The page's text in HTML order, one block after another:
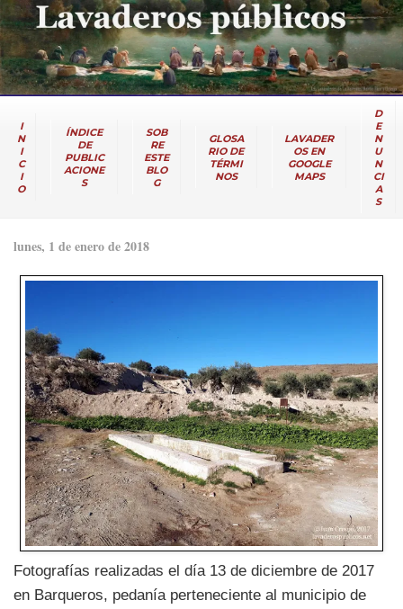
I
N
I
C
I
O
ÍNDICE
DE
PUBLIC
ACIONE
S
SOB
RE
ESTE
BLO
G
GLOSA
RIO DE
TÉRMI
NOS
LAVADER
OS EN
GOOGLE
MAPS
D
E
N
U
N
CI
A
S
lunes, 1 de enero de 2018
Fotografías realizadas el día 13 de diciembre de 2017
en Barqueros, pedanía perteneciente al municipio de